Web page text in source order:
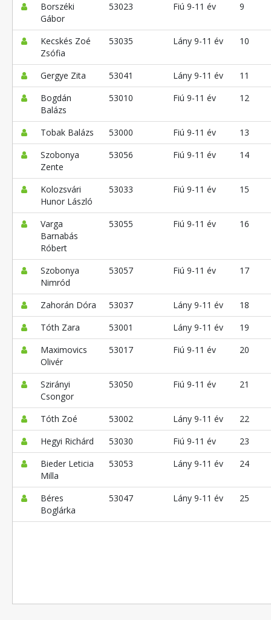
Borszéki
Gábor
53023 Fiú 9-11 év 9
Kecskés Zoé
Zsófia
53035 Lány 9-11 év 10
Gergye Zita 53041 Lány 9-11 év
11
Bogdán
Balázs
53010 Fiú 9-11 év 12
Tobak Balázs 53000 Fiú 9-11 év
13
Szobonya
Zente
53056 Fiú 9-11 év 14
Kolozsvári
Hunor László
53033 Fiú 9-11 év 15
Varga
Barnabás
Róbert
53055 Fiú 9-11 év 16
Szobonya
Nimród
53057 Fiú 9-11 év 17
Zahorán Dóra 53037 Lány 9-11 év
18
Tóth Zara
53001 Lány 9-11 év
19
Maximovics
Olivér
53017 Fiú 9-11 év 20
Szirányi
Csongor
53050 Fiú 9-11 év 21
Tóth Zoé 53002 Lány 9-11 év
22
Hegyi Richárd
53030 Fiú 9-11 év
23
Bieder Leticia
Milla
53053 Lány 9-11 év 24
Béres
Boglárka
53047 Lány 9-11 év 25